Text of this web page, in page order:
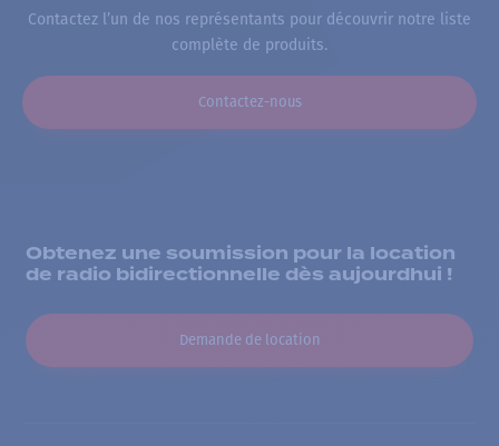
Contactez l’un de nos représentants pour découvrir notre liste
complète de produits.
Contactez-nous
Obtenez une soumission pour la location
de radio bidirectionnelle dès aujourdhui !
Demande de location